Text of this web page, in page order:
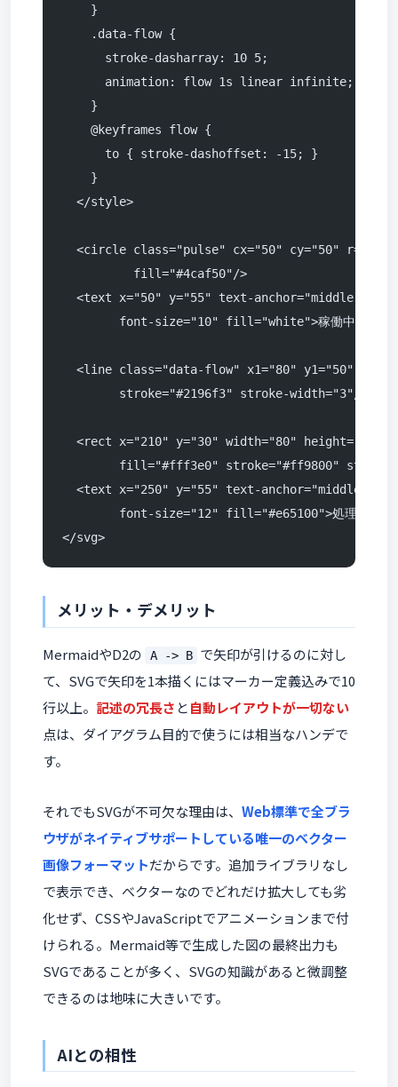
    }
    .data-flow {
      stroke-dasharray: 10 5;
      animation: flow 1s linear infinite;
    }
    @keyframes flow {
      to { stroke-dashoffset: -15; }
    }
  </style>
  <circle class="pulse" cx="50" cy="50" r="20"
          fill="#4caf50"/>
  <text x="50" y="55" text-anchor="middle"
font-size="10" fill="white">稼働中</
<line class="data-flow" x1="80" y1="50"
        stroke="#2196f3" stroke-width="3"/>
  <rect x="210" y="30" width="80" height="40"
fill="#fff3e0" stroke="#ff9800"
  <text x="250" y="55" text-anchor="middle"
font-size="12" fill="#e65100">処理中</
</svg>
メリット・デメリット
MermaidやD2の A -> B で矢印が引けるのに対し
て、SVGで矢印を1本描くにはマーカー定義込みで10
行以上。 記述の冗長さ と自動レイアウトが一切ない
点は、ダイアグラム目的で使うには相当なハンデで
す。
それでもSVGが不可欠な理由は、 Web標準で全ブラ
ウザがネイティブサポートしている唯一のベクター
画像フォーマットだからです。追加ライブラリなし
で表示でき、ベクターなのでどれだけ拡大しても劣
化せず、CSSやJavaScriptでアニメーションまで付
けられる。Mermaid等で生成した図の最終出力も
SVGであることが多く、SVGの知識があると微調整
できるのは地味に大きいです。
AIとの相性